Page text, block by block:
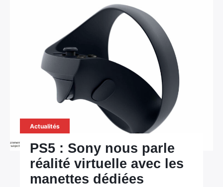
Actualités
PS5 : Sony nous parle
réalité virtuelle avec les
manettes dédiées